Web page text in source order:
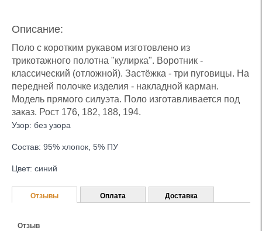
Описание:
Поло с коротким рукавом изготовлено из
трикотажного полотна "кулирка". Воротник -
классический (отложной). Застёжка - три пуговицы. На
передней полочке изделия - накладной карман.
Модель прямого силуэта. Поло изготавливается под
заказ. Рост 176, 182, 188, 194.
Узор: без узора
Состав: 95% хлопок, 5% ПУ
Цвет: синий
Отзывы
Отзыв
Оплата Доставка